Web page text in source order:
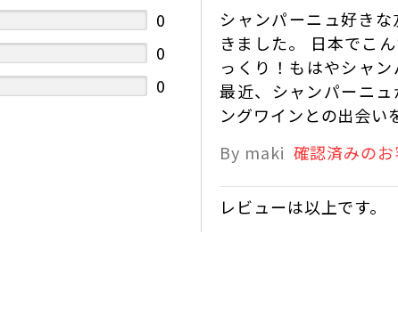
0
0
0
シャンパーニュ好き
きました。 日本でこ
っくり！もはやシャ
最近、シャンパーニ
ングワインとの出会い
By maki 確認済みの
レビューは以上です。